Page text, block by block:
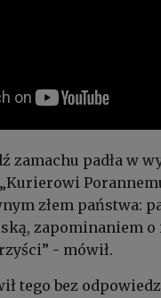
zamachu padła w
złem
zapominaniem
- mówił.
tego bez